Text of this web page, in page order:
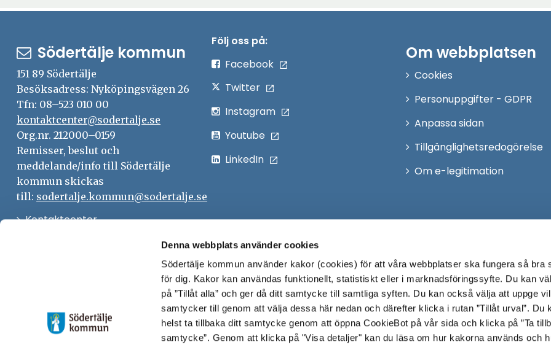
Denna webbplats använder cookies
Södertälje kommun använder kakor (cookies) för att våra webbplatser ska fungera så bra
för dig. Kakor kan användas funktionellt, statistiskt eller i marknadsföringssyfte. Du kan
på ”Tillåt alla” och ger då ditt samtycke till samtliga syften. Du kan också välja att uppge
samtycker till genom att välja dessa här nedan och därefter klicka i rutan ”Tillåt urval”. Du
helst ta tillbaka ditt samtycke genom att öppna CookieBot på vår sida och klicka på ”Ta
samtycke”. Genom att klicka på "Visa detaljer" kan du läsa om hur kakorna används och
Södertälje kommun
151 89 Södertälje
Besöksadress: Nyköpingsvägen 26
Tfn: 08–523 010 00
kontaktcenter@sodertalje.se
Org.nr. 212000–0159
Remisser, beslut och
meddelande/info till Södertälje
kommun skickas
till: sodertalje.kommun@sodertalje.se
KontaktcenterÖppna
fönster
Anslagstavla
Skicka faktura till Södertälje
Följ oss på:
Facebook
Twitter
Instagram
Youtube
LinkedIn
Om webbplatsen
Cookies
Personuppgifter - GDPR
Anpassa sidan
Tillgänglighetsredogörelse
Om e-legitimation